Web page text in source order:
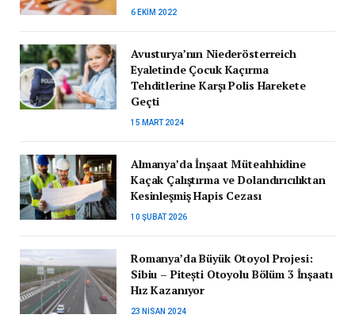
6 EKIM 2022
Avusturya’nın Niederösterreich
Eyaletinde Çocuk Kaçırma
Tehditlerine Karşı Polis Harekete
Geçti
15 MART 2024
Almanya’da İnşaat Müteahhidine
Kaçak Çalıştırma ve Dolandırıcılıktan
Kesinleşmiş Hapis Cezası
10 ŞUBAT 2026
Romanya’da Büyük Otoyol Projesi:
Sibiu – Pitești Otoyolu Bölüm 3 İnşaatı
Hız Kazanıyor
23 NISAN 2024